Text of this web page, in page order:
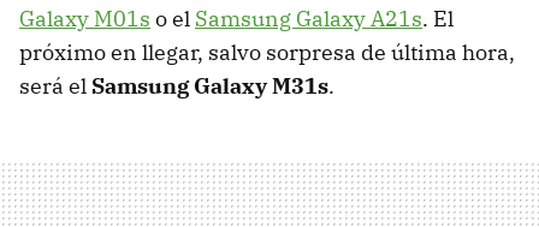
Galaxy M01s o el Samsung Galaxy A21s. El
próximo en llegar, salvo sorpresa de última hora,
será el Samsung Galaxy M31s.